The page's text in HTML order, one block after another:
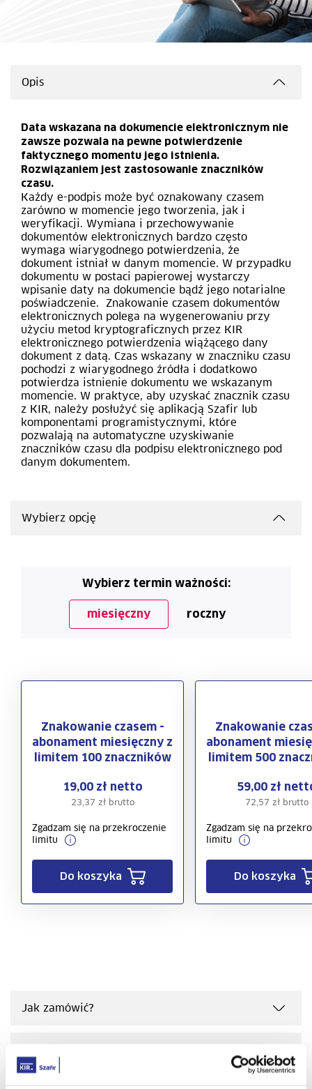
Opis
Data wskazana na dokumencie elektronicznym nie
zawsze pozwala na pewne potwierdzenie
faktycznego momentu jego istnienia.
Rozwiązaniem jest zastosowanie znaczników
czasu.
Każdy e-podpis może być oznakowany czasem
zarówno w momencie jego tworzenia, jak i
weryfikacji. Wymiana i przechowywanie
dokumentów elektronicznych bardzo często
wymaga wiarygodnego potwierdzenia, że
dokument istniał w danym momencie. W przypadku
dokumentu w postaci papierowej wystarczy
wpisanie daty na dokumencie bądź jego notarialne
poświadczenie. Znakowanie czasem dokumentów
elektronicznych polega na wygenerowaniu przy
użyciu metod kryptograficznych przez KIR
elektronicznego potwierdzenia wiążącego dany
dokument z datą. Czas wskazany w znaczniku czasu
pochodzi z wiarygodnego źródła i dodatkowo
potwierdza istnienie dokumentu we wskazanym
momencie. W praktyce, aby uzyskać znacznik czasu
z KIR, należy posłużyć się aplikacją Szafir lub
komponentami programistycznymi, które
pozwalają na automatyczne uzyskiwanie
znaczników czasu dla podpisu elektronicznego pod
danym dokumentem.
Wybierz opcję
Wybierz termin ważności:
miesięczny roczny
Znakowanie czasem -
abonament miesięczny z
limitem 100 znaczników
19,00 zł netto
23,37 zł brutto
Zgadzam się na przekroczenie
limitu
Do koszyka
Znakowanie
abonament
limitem 500
59,00 zł
72,57 zł brutto
Zgadzam się na
limitu
Do koszyka
Jak zamówić?